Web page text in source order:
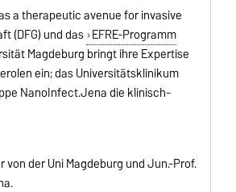
a therapeutic avenue for invasive
(DFG) und das EFRE-Programm
Magdeburg bringt ihre Expertise
ein; das Universitätsklinikum
NanoInfect.Jena die klinisch-
der Uni Magdeburg und Jun.-Prof.